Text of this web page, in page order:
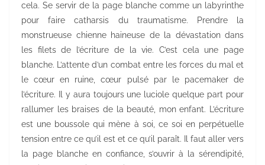
cela. Se servir de la page blanche comme un labyrinthe
pour faire catharsis du traumatisme. Prendre la
monstrueuse chienne haineuse de la dévastation dans
les filets de l’écriture de la vie. C’est cela une page
blanche. L’attente d’un combat entre les forces du mal et
le cœur en ruine, cœur pulsé par le pacemaker de
l’écriture. Il y aura toujours une luciole quelque part pour
rallumer les braises de la beauté, mon enfant. L’écriture
est une boussole qui mène à soi, ce soi en perpétuelle
tension entre ce qu’il est et ce qu’il paraît. Il faut aller vers
la page blanche en confiance, s’ouvrir à la sérendipité,